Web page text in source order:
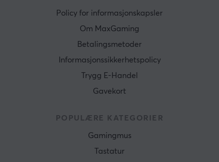
Policy for informasjonskapsler
Om MaxGaming
Betalingsmetoder
Informasjonssikkerhetspolicy
Trygg E-Handel
Gavekort
POPULÆRE KATEGORIER
Gamingmus
Tastatur